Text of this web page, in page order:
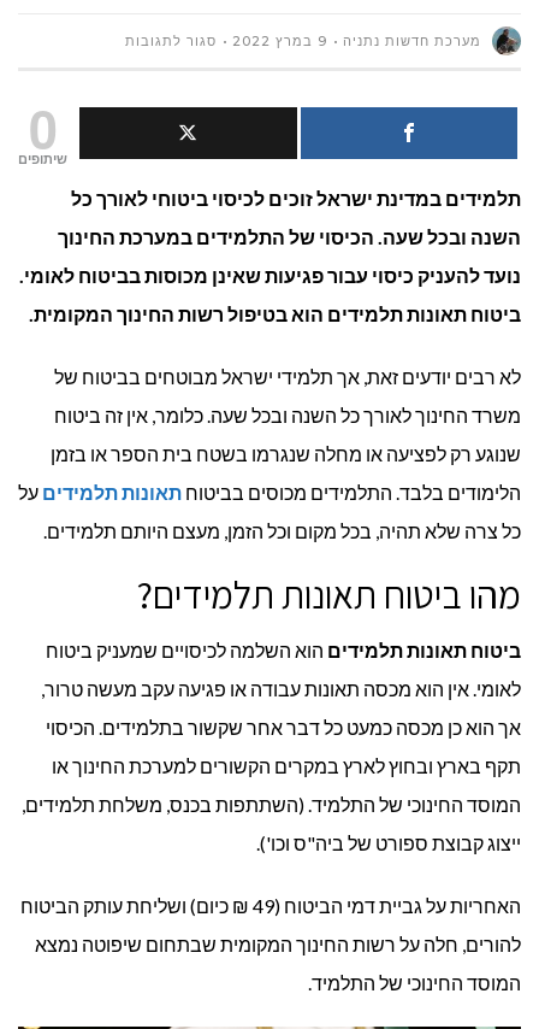
מערכת חדשות נתניה 9 במרץ 2022 סגור לתגובותעל
פוליסת
0
שיתופים
תלמידים במדינת ישראל זוכים לכיסוי ביטוחי לאורך כל
השנה ובכל שעה. הכיסוי של התלמידים במערכת החינוך
נועד להעניק כיסוי עבור פגיעות שאינן מכוסות בביטוח לאומי.
ביטוח תאונות תלמידים הוא בטיפול רשות החינוך המקומית.
לא רבים יודעים זאת, אך תלמידי ישראל מבוטחים בביטוח של
משרד החינוך לאורך כל השנה ובכל שעה. כלומר, אין זה ביטוח
שנוגע רק לפציעה או מחלה שנגרמו בשטח בית הספר או בזמן
הלימודים בלבד. התלמידים מכוסים בביטוח תאונות תלמידים על
כל צרה שלא תהיה, בכל מקום וכל הזמן, מעצם היותם תלמידים.
מהו ביטוח תאונות תלמידים?
ביטוח תאונות תלמידים הוא השלמה לכיסויים שמעניק ביטוח
לאומי. אין הוא מכסה תאונות עבודה או פגיעה עקב מעשה טרור,
אך הוא כן מכסה כמעט כל דבר אחר שקשור בתלמידים. הכיסוי
תקף בארץ ובחוץ לארץ במקרים הקשורים למערכת החינוך או
המוסד החינוכי של התלמיד. (השתתפות בכנס, משלחת תלמידים,
ייצוג קבוצת ספורט של ביה"ס וכו').
האחריות על גביית דמי הביטוח (49 ₪ כיום) ושליחת עותק הביטוח
להורים, חלה על רשות החינוך המקומית שבתחום שיפוטה נמצא
המוסד החינוכי של התלמיד.